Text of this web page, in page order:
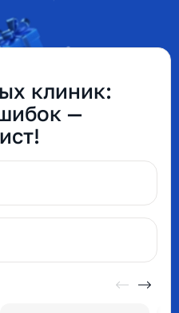
клиник:
—